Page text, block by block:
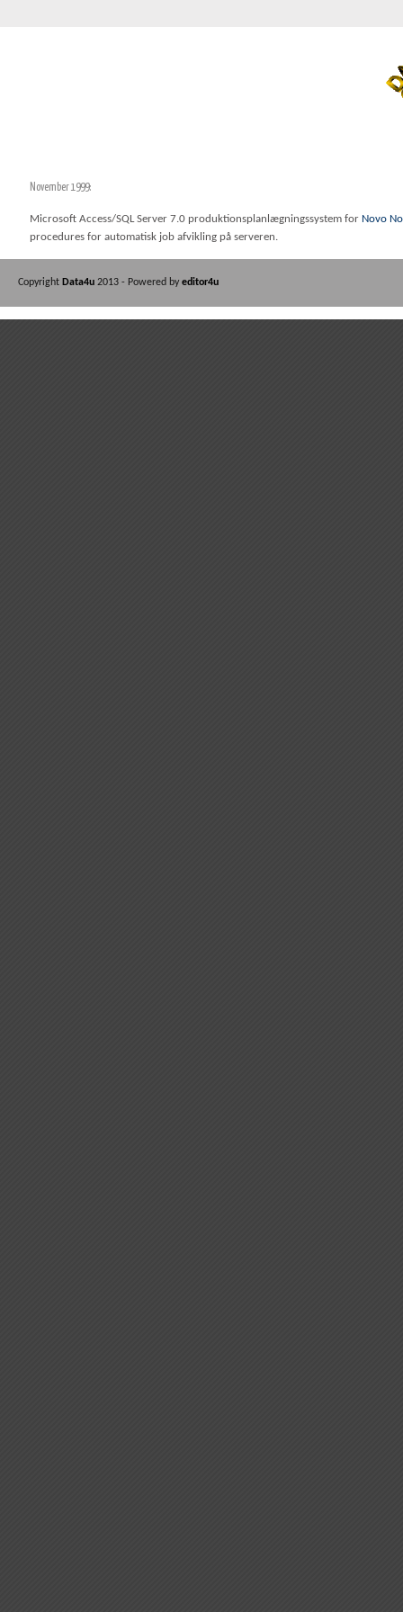
November 1999:
Microsoft Access/SQL Server 7.0 produktionsplanlægningssystem for Novo
procedures for automatisk job afvikling på serveren.
Copyright Data4u 2013 - Powered by editor4u